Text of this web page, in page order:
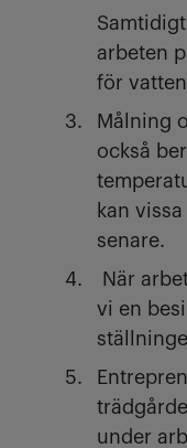
arbeten
för
Målning
också
kan
senare.
När
vi en
under